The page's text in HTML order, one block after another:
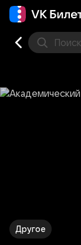
Поиск
Другое